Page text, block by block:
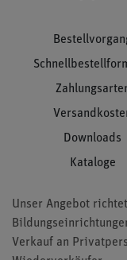
Downloads
Kataloge
Unser Angebot
Verkauf an